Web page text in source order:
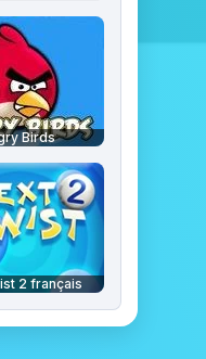
Birds
2 français